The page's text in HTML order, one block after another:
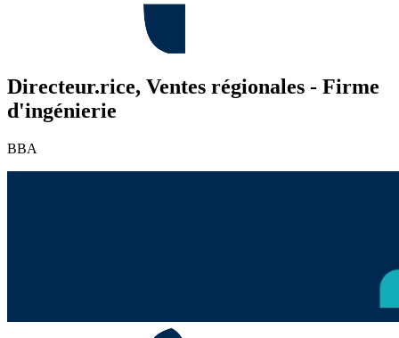
Directeur.rice, Ventes régionales - Firme
d'ingénierie
BBA